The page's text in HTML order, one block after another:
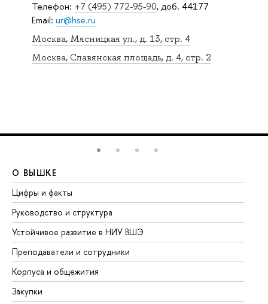
Телефон: +7 (495) 772-95-90, доб. 44177
Email: ur@hse.ru
Москва, Мясницкая ул., д. 13, стр. 4
Москва, Славянская площадь, д. 4, стр. 2
О ВЫШКЕ
Цифры и факты
Руководство и структура
Устойчивое развитие в НИУ ВШЭ
Преподаватели и сотрудники
Корпуса и общежития
Закупки